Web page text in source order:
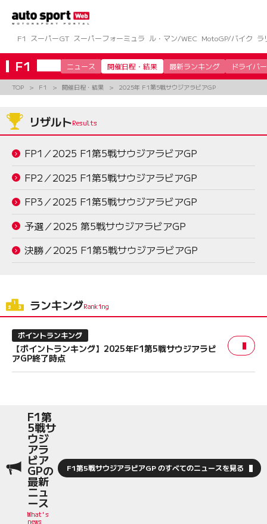
ツ
へ
ス
キ
ッ
F1 スーパーGT スーパーフォーミュラ ル・マン/WEC MotoGP/バイク ラ
F1 ニュース 開催日程・結果 最新ランキング ドライバー
TOP F1 開催日程・結果 2025年 F1第5戦サウジアラビアGP
リザルト
FP1／2025 F1第5戦サウジアラビアGP
FP2／2025 F1第5戦サウジアラビアGP
FP3／2025 F1第5戦サウジアラビアGP
予選／2025 第5戦サウジアラビアGP
決勝／2025 F1第5戦サウジアラビアGP
ランキング
ポイントランキング
【ポイントランキング】2025年F1第5戦サウジアラビ
アGP終了時点
F1第
5戦サ
ウジ
アラ
ビア
GPの
最新
ニュ
ース
F1第5戦サウジアラビアGP のすべてのニュースを見る